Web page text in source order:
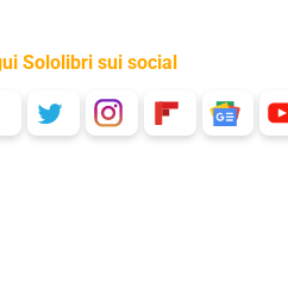
Sololibri sui social